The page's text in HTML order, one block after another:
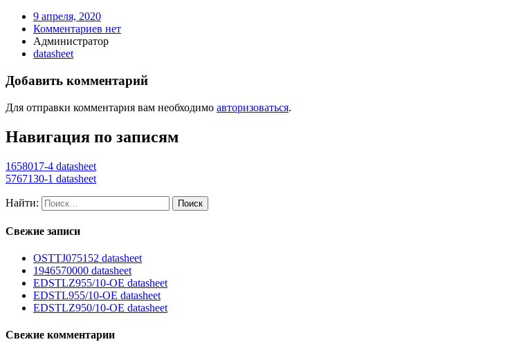
9 апреля, 2020
Комментариев нет
Администратор
datasheet
Добавить комментарий
Для отправки комментария вам необходимо авторизоваться.
Навигация по записям
1658017-4 datasheet
5767130-1 datasheet
Найти:
Свежие записи
OSTTJ075152 datasheet
1946570000 datasheet
EDSTLZ955/10-OE datasheet
EDSTL955/10-OE datasheet
EDSTLZ950/10-OE datasheet
Свежие комментарии